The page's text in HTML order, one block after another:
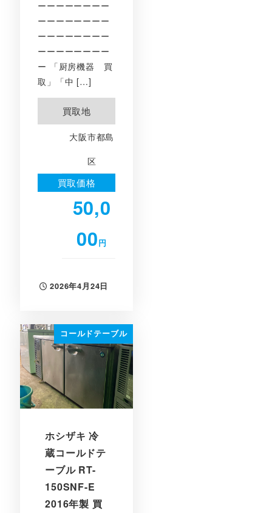
ーーーーーーーー
ーーーーーーーー
ーーーーーーーー
ーーーーーーーー
ー 「厨房機器 買
取」「中 […]
買取地
大阪市都島
区
買取価格
50,0
00円
投稿日
2026年4月24日
コールドテーブル
ホシザキ 冷
蔵コールドテ
ーブル RT-
150SNF-E
2016年製 買